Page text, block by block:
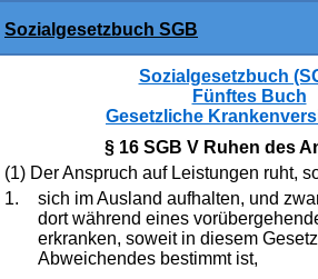
Sozialgesetzbuch SGB
Sozialgesetzbuch
Fünftes Buch
Gesetzliche
§ 16 SGB V Ruhen des
(1) Der Anspruch auf Leistungen ruht,
1.
sich im Ausland aufhalten, und
dort während eines
erkranken, soweit in diesem
Abweichendes bestimmt ist,